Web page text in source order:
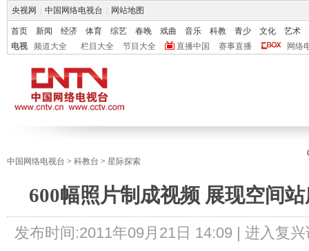
央视网 中国网络电视台 网站地图
首页 新闻 经济 体育 综艺 春晚 戏曲 音乐 科教 青少 文化
艺术
电视
频道大全 栏目大全 节目大全 直播中国 赛事直播 网络
中国网络电视台 > 科教台 > 星际探索
600幅照片制成视频 展现空间
发布时间:2011年09月21日 14:09 | 进入复兴